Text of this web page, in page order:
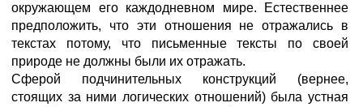
окружающем его каждодневном мире. Естественнее
предположить, что эти отношения не отражались в
текстах потому, что письменные тексты по своей
природе не должны были их отражать.
Сферой подчинительных конструкций (вернее,
стоящих за ними логических отношений) была устная